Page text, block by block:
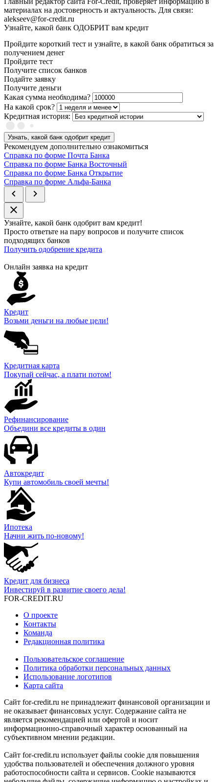
материалах на достоверность и актуальность. Для связи:
alekseev@for-credit.ru
Узнайте, какой банк ОДОБРИТ вам кредит
Пройдите короткий тест и узнайте, в какой банк обратиться за
получением денег
Пройдите тест
Получите список банков
Подайте заявку
Получите деньги
Какая сумма необходима?
На какой срок?
Кредитная история:
Узнать, какой банк одобрит кредит
Рекомендуем дополнительно ознакомиться
Справка по форме Почта Банка
Справка по форме Банка Восточный
Справка по форме Банка Открытие
Справка по форме Альфа-Банка
chevron_left
chevron_right
close
Узнайте, какой банк одобрит вам кредит!
Просто ответьте на пару вопросов и получите список
подходящих банков
Получить одобрение кредита
Онлайн заявка на кредит
Кредит
Возьми деньги на любые цели!
Кредитная карта
Покупай сейчас, а плати потом!
Рефинансирование
Объедини все кредиты в один
Автокредит
Купи автомобиль своей мечты!
Ипотека
Начни жить по-новому!
Кредит для бизнеса
Инвестируй в развитие своего дела!
FOR-CREDIT.RU
О проекте
Контакты
Команда
Редакционная политика
Пользовательское соглашение
Политика обработки персональных данных
Использование логотипов
Карта сайта
Сайт for-credit.ru не принадлежит финансовой организации и
не оказывает финансовых услуг. Содержание сайта не
является рекомендацией или офертой и носит
информационно-справочный характер основанный на
субъективном мнении редакции.
Сайт for-credit.ru использует файлы cookie для повышения
удобства пользователей и обеспечения должного уровня
работоспособности сайта и сервисов. Cookie называются